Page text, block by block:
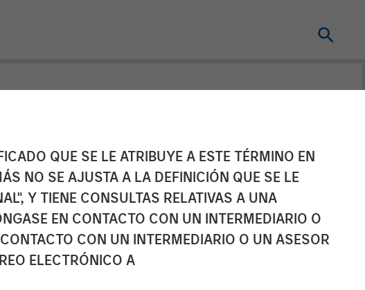
QUE SE LE ATRIBUYE A ESTE TÉRMINO EN
NO SE AJUSTA A LA DEFINICIÓN QUE SE LE
Y TIENE CONSULTAS RELATIVAS A UNA
EN CONTACTO CON UN INTERMEDIARIO O
CON UN INTERMEDIARIO O UN ASESOR
ELECTRÓNICO A
Completes